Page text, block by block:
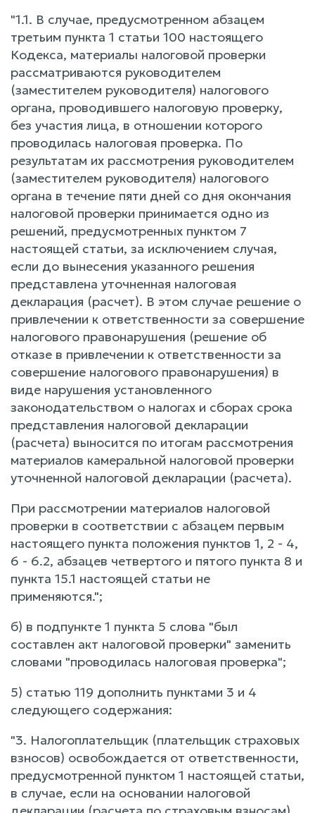
"1.1. В случае, предусмотренном абзацем
третьим пункта 1 статьи 100 настоящего
Кодекса, материалы налоговой проверки
рассматриваются руководителем
(заместителем руководителя) налогового
органа, проводившего налоговую проверку,
без участия лица, в отношении которого
проводилась налоговая проверка. По
результатам их рассмотрения руководителем
(заместителем руководителя) налогового
органа в течение пяти дней со дня окончания
налоговой проверки принимается одно из
решений, предусмотренных пунктом 7
настоящей статьи, за исключением случая,
если до вынесения указанного решения
представлена уточненная налоговая
декларация (расчет). В этом случае решение о
привлечении к ответственности за совершение
налогового правонарушения (решение об
отказе в привлечении к ответственности за
совершение налогового правонарушения) в
виде нарушения установленного
законодательством о налогах и сборах срока
представления налоговой декларации
(расчета) выносится по итогам рассмотрения
материалов камеральной налоговой проверки
уточненной налоговой декларации (расчета).
При рассмотрении материалов налоговой
проверки в соответствии с абзацем первым
настоящего пункта положения пунктов 1, 2 - 4,
6 - 6.2, абзацев четвертого и пятого пункта 8 и
пункта 15.1 настоящей статьи не
применяются.";
б) в подпункте 1 пункта 5 слова "был
составлен акт налоговой проверки" заменить
словами "проводилась налоговая проверка";
5) статью 119 дополнить пунктами 3 и 4
следующего содержания:
"3. Налогоплательщик (плательщик страховых
взносов) освобождается от ответственности,
предусмотренной пунктом 1 настоящей статьи,
в случае, если на основании налоговой